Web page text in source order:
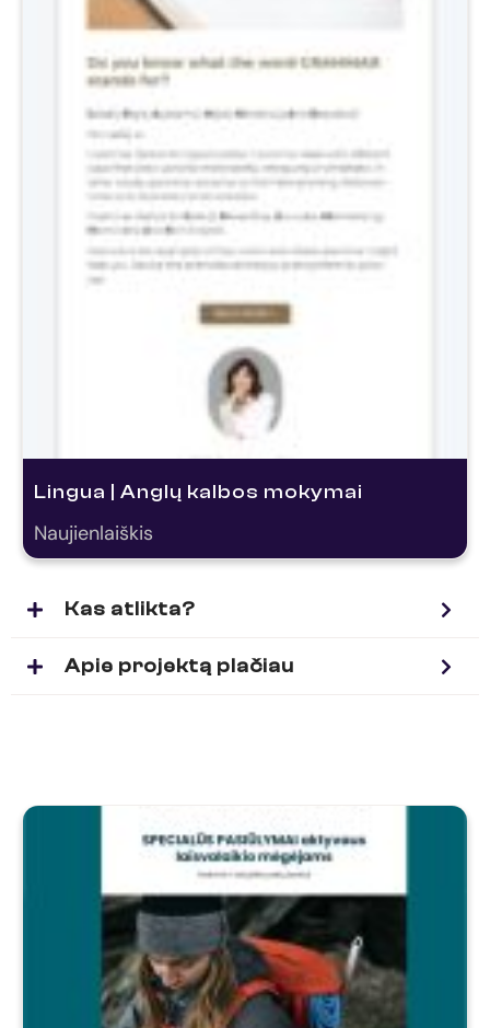
Lingua | Anglų kalbos mokymai
Naujienlaiškis
Kas atlikta?
Apie projektą plačiau